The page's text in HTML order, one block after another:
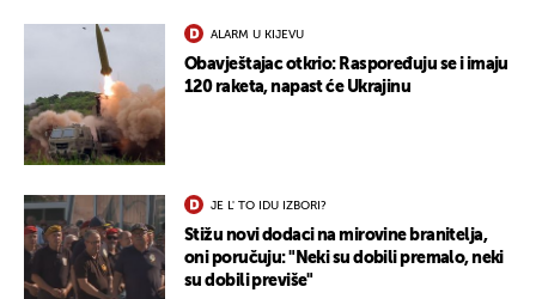
ALARM U KIJEVU
Obavještajac otkrio: Raspoređuju se i imaju
120 raketa, napast će Ukrajinu
JE L' TO IDU IZBORI?
Stižu novi dodaci na mirovine branitelja,
oni poručuju: "Neki su dobili premalo, neki
su dobili previše"